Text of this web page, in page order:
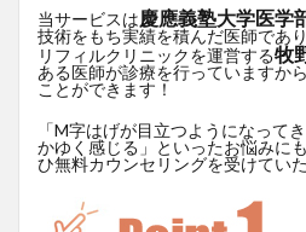
当サービスは慶應義塾大学医学
技術をもち実績を積んだ医師であ
リフィルクリニックを運営する牧
ある医師が診療を行っていますか
ことができます！
「M字はげが目立つようになって
かゆく感じる」といったお悩みに
ひ無料カウンセリングを受けてい